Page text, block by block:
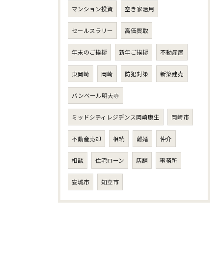
マンション投資 空き家活用
セールスラリー 高価買取
年末のご挨拶 新年ご挨拶 不動産屋
東岡崎 岡崎 防犯対策 新築建売
バンベール明大寺
ミッドシティレジデンス岡崎康生 岡崎市
不動産売却 相続 離婚 仲介
相談 住宅ローン 店舗 事務所
安城市 知立市